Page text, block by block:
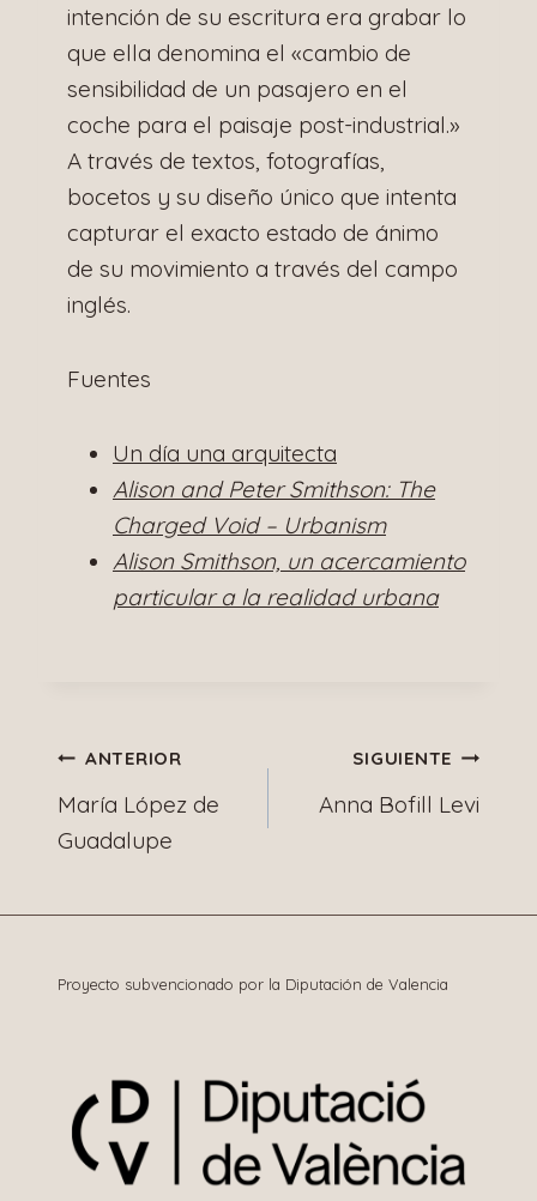
intención de su escritura era grabar lo
que ella denomina el «cambio de
sensibilidad de un pasajero en el
coche para el paisaje post-industrial.»
A través de textos, fotografías,
bocetos y su diseño único que intenta
capturar el exacto estado de ánimo
de su movimiento a través del campo
inglés.
Fuentes
Un día una arquitecta
Alison and Peter Smithson: The
Charged Void – Urbanism
Alison Smithson, un acercamiento
particular a la realidad urbana
Navegación
de
ANTERIOR
María López de
Guadalupe
SIGUIENTE
Anna Bofill Levi
Proyecto subvencionado por la Diputación de Valencia